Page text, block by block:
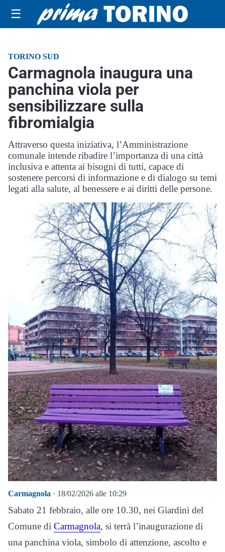
☰
TORINO SUD
Carmagnola inaugura una
panchina viola per
sensibilizzare sulla
fibromialgia
Attraverso questa iniziativa, l’Amministrazione
comunale intende ribadire l’importanza di una città
inclusiva e attenta ai bisogni di tutti, capace di
sostenere percorsi di informazione e di dialogo su temi
legati alla salute, al benessere e ai diritti delle persone.
Carmagnola · 18/02/2026 alle 10:29
Sabato 21 febbraio, alle ore 10.30, nei Giardini del
Comune di Carmagnola, si terrà l’inaugurazione di
una panchina viola, simbolo di attenzione, ascolto e